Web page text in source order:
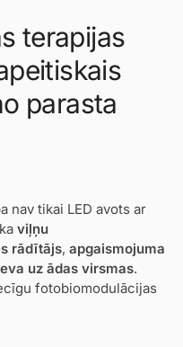
terapijas
parasta
nav tikai LED avots ar
viļņu
rādītājs, apgaismojuma
uz ādas virsmas.
fotobiomodulācijas